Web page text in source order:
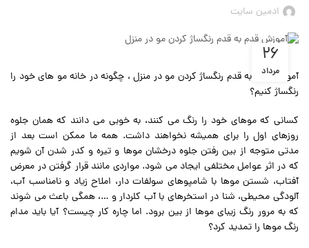
ادمین سایت
26
مرداد
آموزش قدم به قدم رنگساژ کردن مو در منزل ، چگونه در خانه مو های خود را
رنگساژ کنیم؟
کسانی که موهای خود را رنگ می کنند، به خوبی می دانند که همان جلوه
روزهای اول را برای همیشه نخواهند داشت. همه ما ممکن است بعد از
مدتی متوجه از بین رفتن جلوه درخشان موها و تیره و کدر شدن آن شویم
که در اثر عوامل مختلفی ایجاد می شود. مواردی مانند قرار گرفتن در معرض
آفتاب، شستن موها با شامپوهای سولفات دار، املاح زیاد و نامناسب آب،
آلودگی محیطی، شنا در استخرهای با آب کلردار و …، همگی باعث می شوند
که به مرور رنگ زیبای موها از بین برود. اما چاره کار چیست؟ آیا باید مدام
رنگ موها را تمدید کرد؟